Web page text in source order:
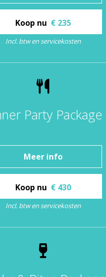
Koop nu € 235
Incl. btw en servicekosten
Party Package
Meer info
Koop nu € 430
Incl. btw en servicekosten